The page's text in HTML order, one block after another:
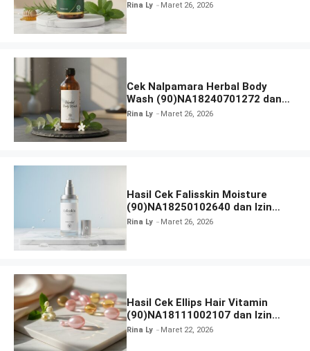
Rina Ly Maret 26, 2026
Cek Nalpamara Herbal Body
Wash (90)NA18240701272 dan
Izin Bpom
Rina Ly Maret 26, 2026
Hasil Cek Falisskin Moisture
(90)NA18250102640 dan Izin
BPOM
Rina Ly Maret 26, 2026
Hasil Cek Ellips Hair Vitamin
(90)NA18111002107 dan Izin
BPOM
Rina Ly Maret 22, 2026